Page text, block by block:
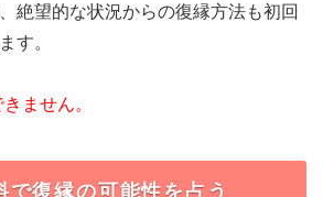
絶望的な状況からの復縁方法も初回
す。
ません。
で復縁の可能性を占う